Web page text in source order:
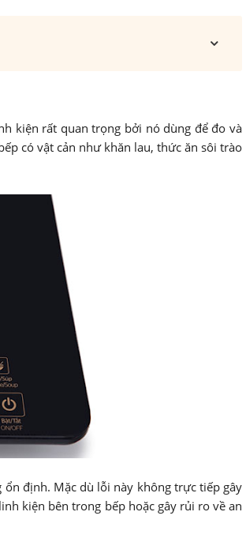
kiện rất quan trọng bởi nó dùng để đo và
có vật cản như khăn lau, thức ăn sôi trào
định. Mặc dù lỗi này không trực tiếp gây
kiện bên trong bếp hoặc gây rủi ro về an